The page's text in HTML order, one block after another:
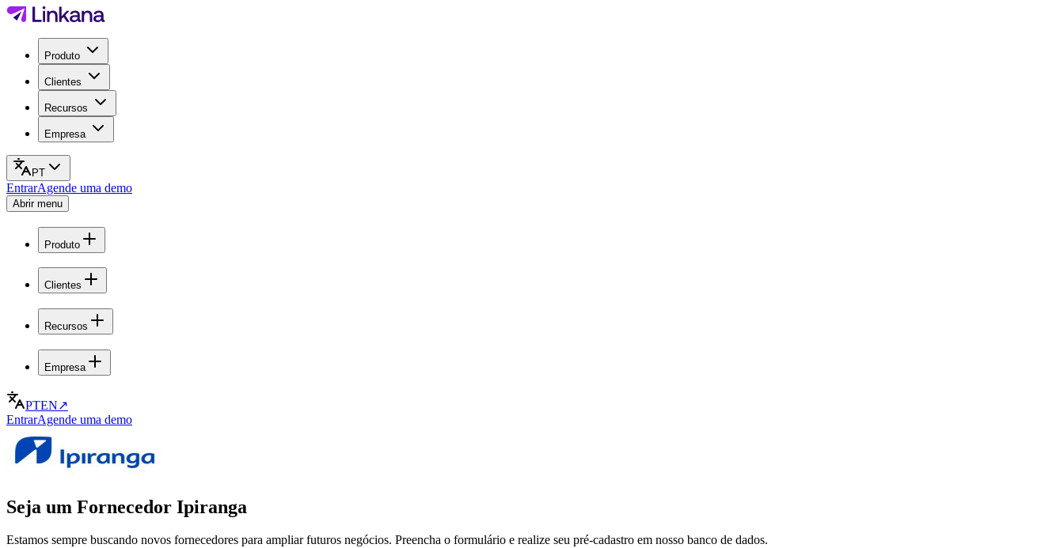
Produto
Clientes
Recursos
Empresa
PT
EntrarAgende uma demo
Abrir menu
Produto
Clientes
Recursos
Empresa
PTEN↗
EntrarAgende uma demo
Seja um Fornecedor Ipiranga
Estamos sempre buscando novos fornecedores para ampliar futuros negócios. Preencha o formulário e realize seu pré-cadastro em nosso banco de dados.